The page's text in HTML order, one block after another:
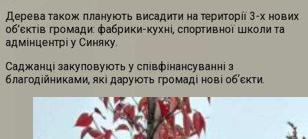
Дерева також планують висадити на території 3-х нових
об’єктів громади: фабрики-кухні, спортивної школи та
адмінцентрі у Синяку.
Саджанці закуповують у співфінансуванні з
благодійниками, які дарують громаді нові обʼєкти.